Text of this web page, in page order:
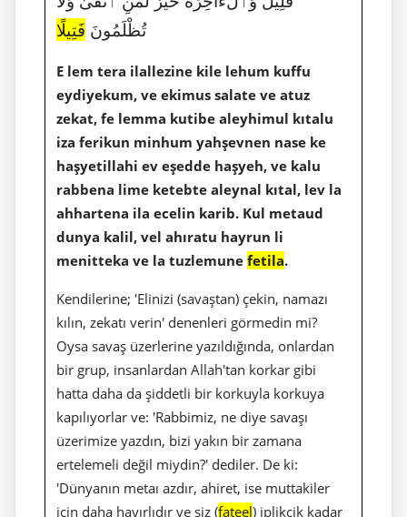
تُظْلَمُونَ فَتِيلًا
E lem tera ilallezine kile lehum kuffu
eydiyekum, ve ekimus salate ve atuz
zekat, fe lemma kutibe aleyhimul kıtalu
iza ferikun minhum yahşevnen nase ke
haşyetillahi ev eşedde haşyeh, ve kalu
rabbena lime ketebte aleynal kıtal, lev la
ahhartena ila ecelin karib. Kul metaud
dunya kalil, vel ahıratu hayrun li
menitteka ve la tuzlemune fetila.
Kendilerine; 'Elinizi (savaştan) çekin, namazı
kılın, zekatı verin' denenleri görmedin mi?
Oysa savaş üzerlerine yazıldığında, onlardan
bir grup, insanlardan Allah'tan korkar gibi
hatta daha da şiddetli bir korkuyla korkuya
kapılıyorlar ve: 'Rabbimiz, ne diye savaşı
üzerimize yazdın, bizi yakın bir zamana
ertelemeli değil miydin?' dediler. De ki:
'Dünyanın metaı azdır, ahiret, ise muttakiler
için daha hayırlıdır ve siz (fateel) iplikcik kadar